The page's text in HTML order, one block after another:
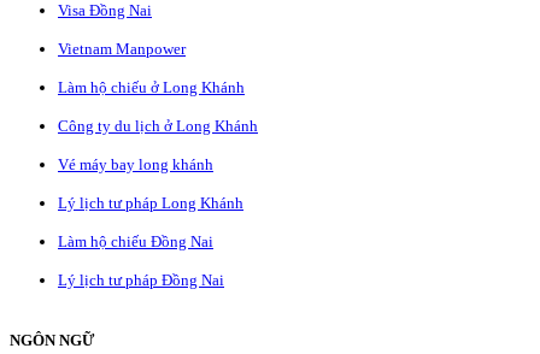
Visa Đồng Nai
Vietnam Manpower
Làm hộ chiếu ở Long Khánh
Công ty du lịch ở Long Khánh
Vé máy bay long khánh
Lý lịch tư pháp Long Khánh
Làm hộ chiếu Đồng Nai
Lý lịch tư pháp Đồng Nai
NGÔN NGỮ